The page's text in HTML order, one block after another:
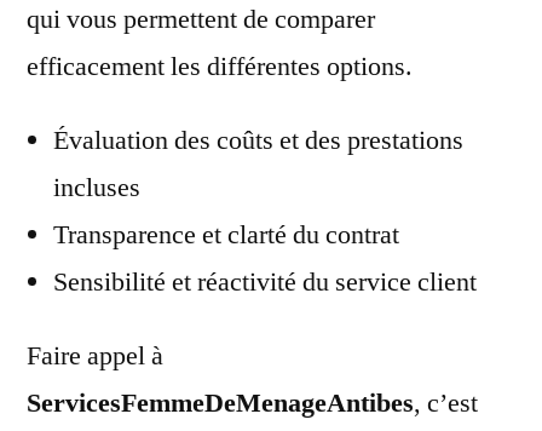
qui vous permettent de comparer
efficacement les différentes options.
Évaluation des coûts et des prestations
incluses
Transparence et clarté du contrat
Sensibilité et réactivité du service client
Faire appel à
ServicesFemmeDeMenageAntibes, c’est